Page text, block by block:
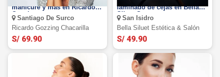
manicure y mas en Ricardo
Gozzing.
Santiago De Surco
Ricardo Gozzing Chacarilla
S/ 69.90
laminado de cejas en Bella
Siluet Spa
San Isidro
Bella Siluet Estética & Salón
S/ 49.90